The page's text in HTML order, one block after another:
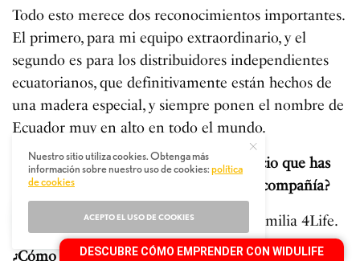
Todo esto merece dos reconocimientos importantes.
El primero, para mi equipo extraordinario, y el
segundo es para los distribuidores independientes
ecuatorianos, que definitivamente están hechos de
una madera especial, y siempre ponen el nombre de
Ecuador muy en alto en todo el mundo.
En tu opinión, ¿cuál es el mayor beneficio que has
experimentado al formar parte de esta compañía?
Ser parte de una gran familia, la gran familia 4Life.
¿Cómo ves el futuro de 4Life en América Latina y
Nuestro sitio utiliza cookies. Obtenga más
información sobre nuestro uso de cookies:política
de cookies
ACEPTO EL USO DE COOKIES
DESCUBRE CÓMO EMPRENDER CON WIDULIFE